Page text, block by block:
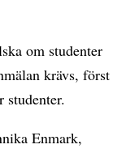
om studenter
krävs, först
Enmark,